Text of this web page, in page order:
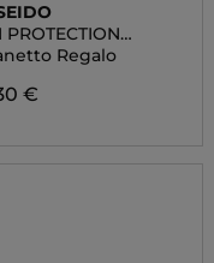
PROTECTION
SETRegalo
€